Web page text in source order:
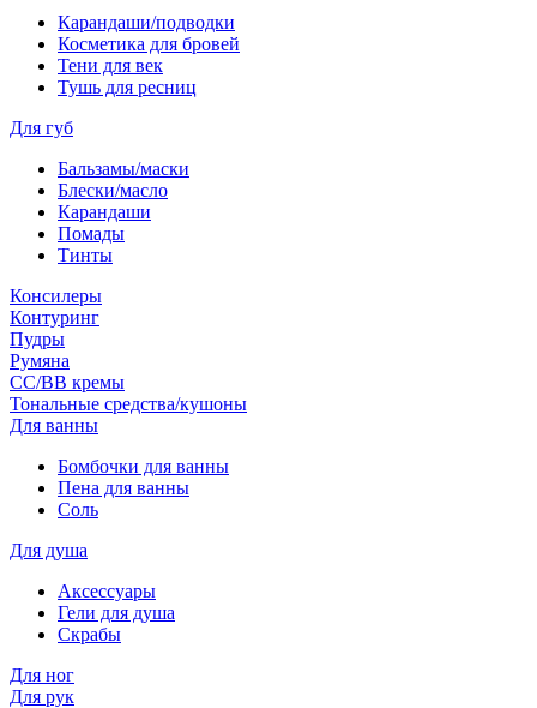
Карандаши/подводки
Косметика для бровей
Тени для век
Тушь для ресниц
Для губ
Бальзамы/маски
Блески/масло
Карандаши
Помады
Тинты
Консилеры
Контуринг
Пудры
Румяна
СС/ВВ кремы
Тональные средства/кушоны
Для ванны
Бомбочки для ванны
Пена для ванны
Соль
Для душа
Аксессуары
Гели для душа
Скрабы
Для ног
Для рук